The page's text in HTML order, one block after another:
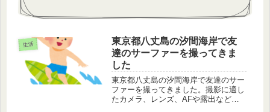
生活
東京都八丈島の汐間海岸で友
達のサーファーを撮ってきま
した
東京都八丈島の汐間海岸で友達のサー
ファーを撮ってきました。撮影に適し
たカメラ、レンズ、AFや露出などの